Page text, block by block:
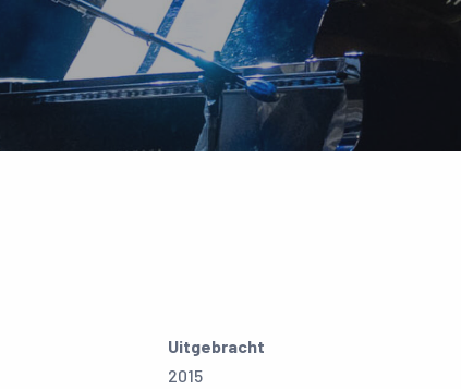
Uitgebracht
2015